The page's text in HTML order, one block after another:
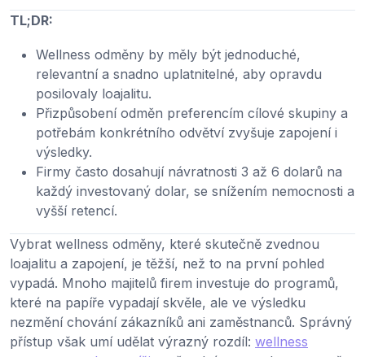
TL;DR:
Wellness odměny by měly být jednoduché,
relevantní a snadno uplatnitelné, aby opravdu
posilovaly loajalitu.
Přizpůsobení odměn preferencím cílové skupiny a
potřebám konkrétního odvětví zvyšuje zapojení i
výsledky.
Firmy často dosahují návratnosti 3 až 6 dolarů na
každý investovaný dolar, se snížením nemocnosti a
vyšší retencí.
Vybrat wellness odměny, které skutečně zvednou
loajalitu a zapojení, je těžší, než to na první pohled
vypadá. Mnoho majitelů firem investuje do programů,
které na papíře vypadají skvěle, ale ve výsledku
nezmění chování zákazníků ani zaměstnanců. Správný
přístup však umí udělat výrazný rozdíl: wellness